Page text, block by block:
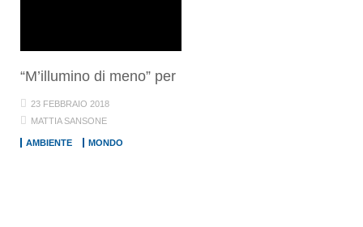
“M’illumino di meno” per
23 FEBBRAIO 2018
MATTIA SANSONE
AMBIENTE MONDO